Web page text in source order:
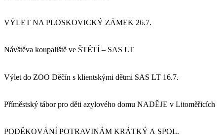
VÝLET NA PLOSKOVICKÝ ZÁMEK 26.7.
Návštěva koupaliště ve ŠTĚTÍ – SAS LT
Výlet do ZOO Děčín s klientskými dětmi SAS LT 16.7.
Příměstský tábor pro děti azylového domu NADĚJE v Litoměřicích
PODĚKOVÁNÍ POTRAVINÁM KRÁTKÝ A SPOL.